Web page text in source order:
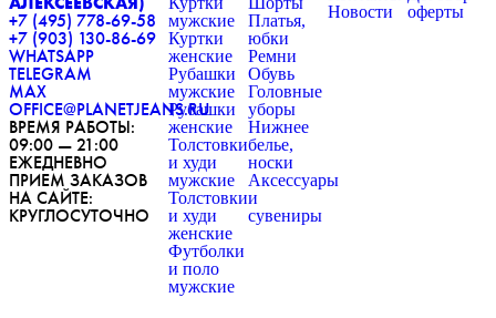
+7 (495) 778-69-58
+7 (903) 130-86-69
WHATSAPP
TELEGRAM
MAX
OFFICE@PLANETJEANS.RU
ВРЕМЯ РАБОТЫ:
09:00 — 21:00
ЕЖЕДНЕВНО
ПРИЕМ ЗАКАЗОВ
НА САЙТЕ:
КРУГЛОСУТОЧНО
мужские
Куртки
женские
Рубашки
мужские
Рубашки
женские
Толстовки
и худи
мужские
Толстовки
и худи
женские
Футболки
и поло
мужские
Платья,
юбки
Ремни
Обувь
Головные
уборы
Нижнее
белье,
носки
Аксессуары
и
сувениры
Новости
оферты